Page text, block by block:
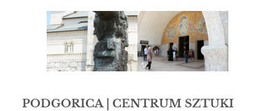
PODGORICA | CENTRUM SZTUKI